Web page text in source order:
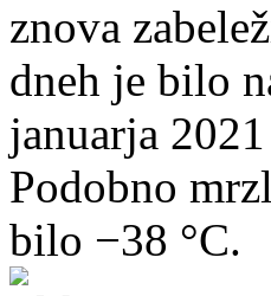
znova
dneh je bilo
januarja
Podobno
bilo −38 °C.